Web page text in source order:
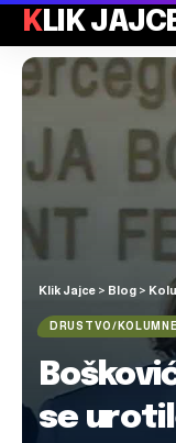
KLIK
Klik Jajce > Blog >
DRUSTVO/KOLUMNE
se